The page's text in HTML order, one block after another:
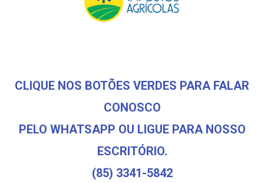
CLIQUE NOS BOTÕES VERDES PARA FALAR
CONOSCO
PELO WHATSAPP OU LIGUE PARA NOSSO
ESCRITÓRIO.
(85) 3341-5842